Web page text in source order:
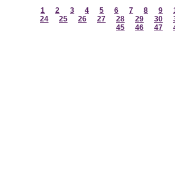
1 2 3 4 5 6 7 8 9
24
25 26 27 28 29 30
45
46 47